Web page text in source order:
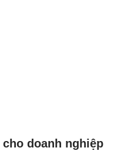
cho doanh nghiệp